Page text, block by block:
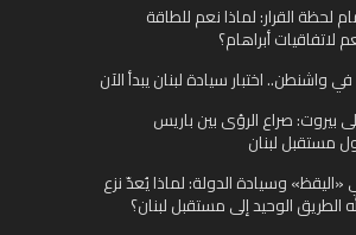
لحظة القرار: لماذا نعم للطاقة
لاتفاقيات أبراهام؟
اختبار سيادة لبنان يبدأ الآن
صراع الرؤى بين باريس
مستقبل لبنان
«اليقظ» وسيادة الدولة: لماذا يُعدّ نزع
الطريق الوحيد إلى مستقبل لبنان؟